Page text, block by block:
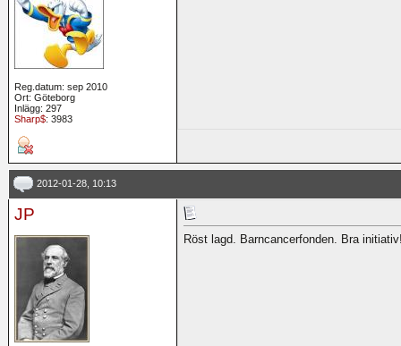
Reg.datum: sep 2010
Ort: Göteborg
Inlägg: 297
Sharp$: 3983
2012-01-28, 10:13
JP
Röst lagd. Barncancerfonden. Bra